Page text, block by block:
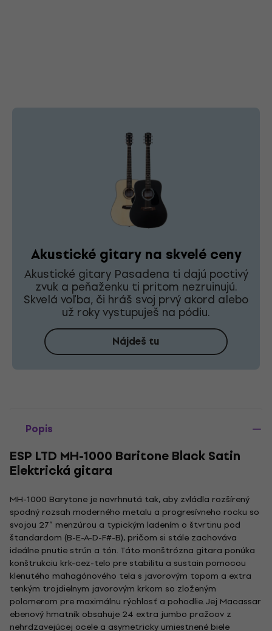
Akustické gitary na skvelé ceny
Akustické gitary Pasadena ti dajú poctivý
zvuk a peňaženku ti pritom nezruinujú.
Skvelá voľba, či hráš svoj prvý akord alebo
už roky vystupuješ na pódiu.
Nájdeš tu
Popis
ESP LTD MH-1000 Baritone Black Satin
Elektrická gitara
MH-1000 Barytone je navrhnutá tak, aby zvládla rozšírený
spodný rozsah moderného metalu a progresívneho rocku so
svojou 27” menzúrou a typickým ladením o štvrtinu pod
štandardom (B-E-A-D-F#-B), pričom si stále zachováva
ideálne pnutie strún a tón. Táto monštrózna gitara ponúka
konštrukciu krk-cez-telo pre stabilitu a sustain pomocou
klenutého mahagónového tela s javorovým topom a extra
tenkým trojdielnym javorovým krkom so zloženým
polomerom pre maximálnu rýchlosť a pohodlie. Jej Macassar
ebenový hmatník obsahuje 24 extra jumbo pražcov z
nehrdzavejúcej ocele a asymetricky umiestnené biele